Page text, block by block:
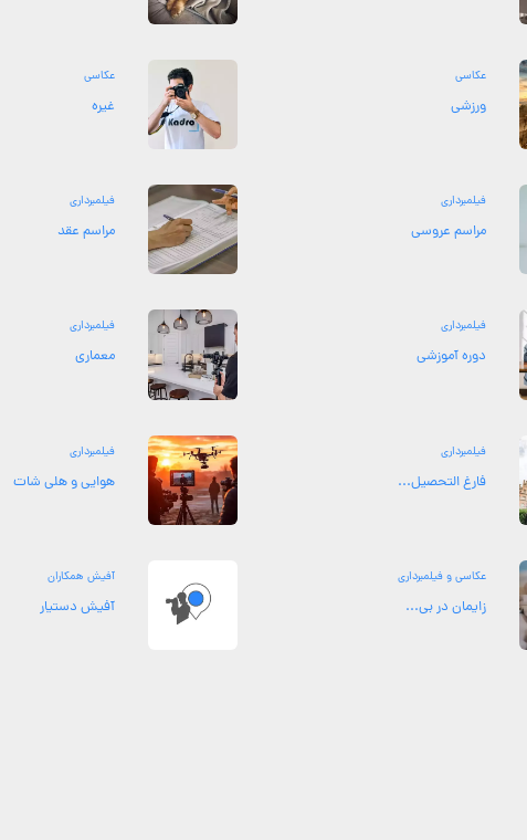
عکاسی
ورزشی
عکاسی
غیره
فیلمبرداری
مراسم عروسی
فیلمبرداری
مراسم عقد
فیلمبرداری
دوره آموزشی
فیلمبرداری
معماری
فیلمبرداری
فارغ التحصیل...
فیلمبرداری
هوایی و هلی شات
عکاسی و فیلمبرداری
زایمان در بی...
آفیش همکاران
آفیش دستیار